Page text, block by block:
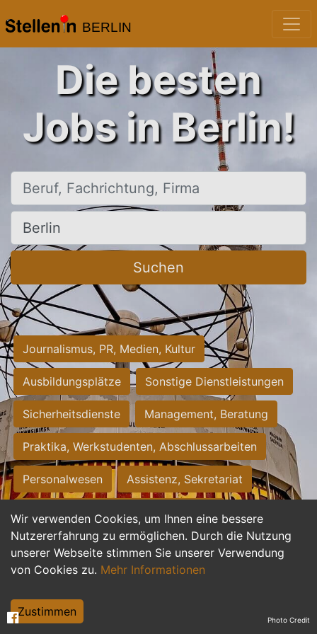
BERLIN
Wir verwenden Cookies, um Ihnen eine bessere
Nutzererfahrung zu ermöglichen. Durch die Nutzung
unserer Webseite stimmen Sie unserer Verwendung
von Cookies zu. Mehr Informationen
Zustimmen
Die besten
Jobs in Berlin!
Beruf, Fachrichtung, Firma
Ort, Stadt
Suchen
Journalismus, PR, Medien, Kultur
Ausbildungsplätze Sonstige Dienstleistungen
Sicherheitsdienste Management, Beratung
Praktika, Werkstudenten, Abschlussarbeiten
Personalwesen Assistenz, Sekretariat
Hilfskräfte, Aushilfs- und Nebenjobs
Einkauf, Logistik, Materialwirtschaft
Weiterbildung, Studium, duale Ausbildung
Tourismus
Photo Credit